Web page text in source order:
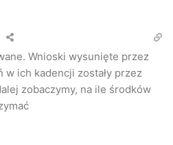
Wnioski wysunięte przez
w ich kadencji zostały przez
zobaczymy, na ile środków